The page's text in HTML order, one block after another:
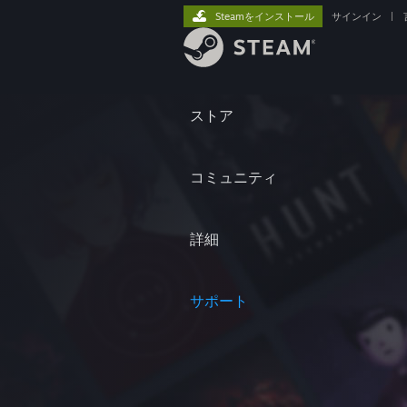
ストア
コミュニティ
詳細
サポート
Steamをインストール サインイン